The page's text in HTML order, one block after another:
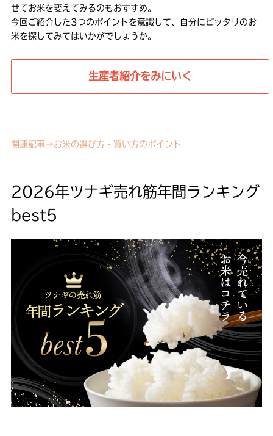
せてお米を変えてみるのもおすすめ。
今回ご紹介した3つのポイントを意識して、自分にピッタリのお
米を探してみてはいかがでしょうか。
生産者紹介をみにいく
関連記事→お米の選び方・買い方のポイント
2026年ツナギ売れ筋年間ランキング
best5